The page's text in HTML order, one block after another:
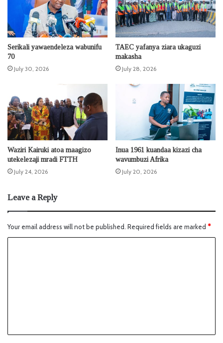
Serikali yawaendeleza wabunifu
70
July 30, 2026
TAEC yafanya ziara ukaguzi
makasha
July 28, 2026
Waziri Kairuki atoa maagizo
utekelezaji mradi FTTH
July 24, 2026
Inua 1961 kuandaa kizazi cha
wavumbuzi Afrika
July 20, 2026
Leave a Reply
Your email address will not be published. Required fields are marked *